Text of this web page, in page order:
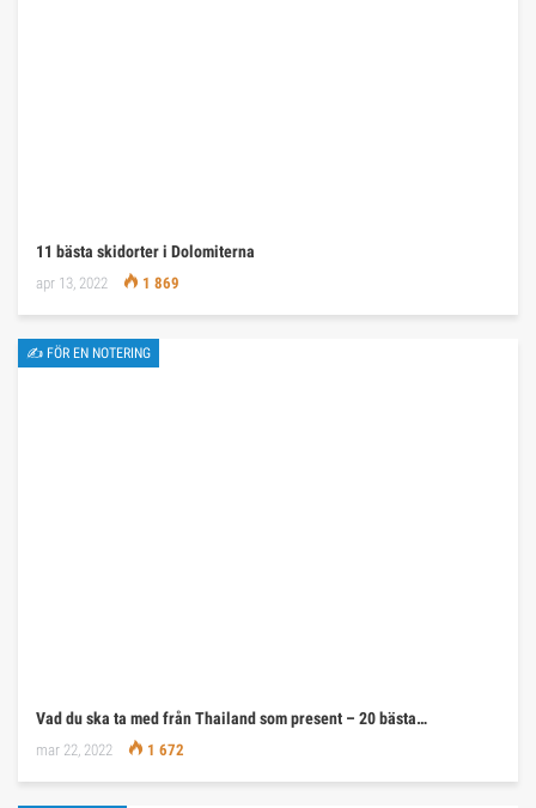
11 bästa skidorter i Dolomiterna
apr 13, 2022 1 869
✍ FÖR EN NOTERING
Vad du ska ta med från Thailand som present – 20 bästa…
mar 22, 2022 1 672